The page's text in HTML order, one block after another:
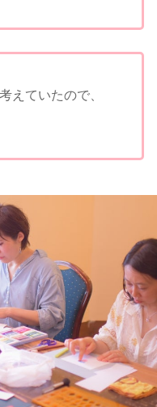
えていたので、